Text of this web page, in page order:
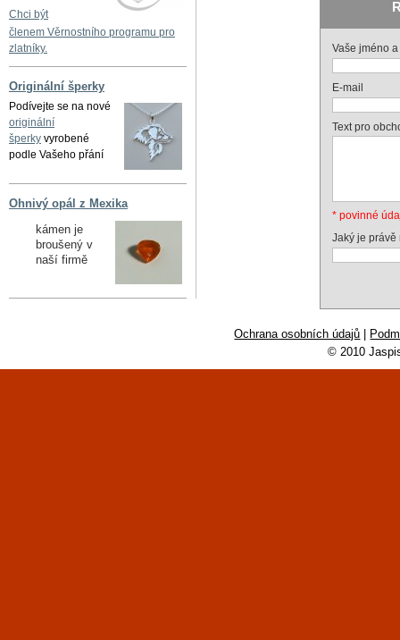
Chci být
členem Věrnostního programu pro
zlatníky.
Originální šperky
Podívejte se na nové
originální
šperky vyrobené
podle Vašeho přání
Ohnivý opál z Mexika
kámen je
broušený v
naší firmě
Vaše jméno
E-mail
Text pro
* povinné
Jaký je právě
Ochrana osobních údajů |
© 2010